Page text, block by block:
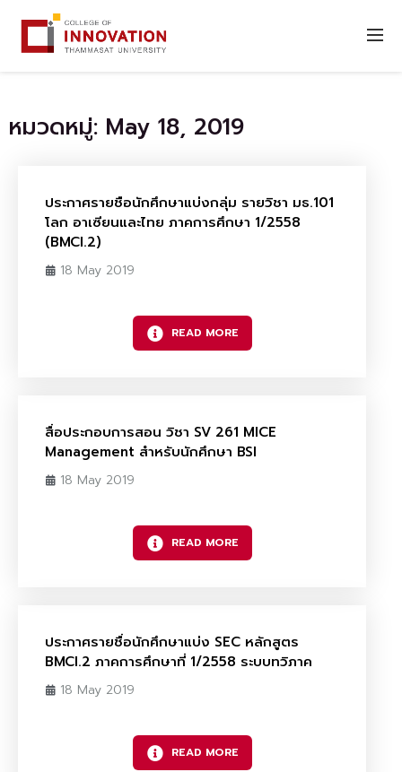
หมวดหมู่: May 18, 2019
ประกาศรายชือนักศึกษาแบ่งกลุ่ม รายวิชา มธ.101
โลก อาเซียนและไทย ภาคการศึกษา 1/2558
(BMCI.2)
18 May 2019
READ MORE
สื่อประกอบการสอน วิชา SV 261 MICE
Management สำหรับนักศึกษา BSI
18 May 2019
READ MORE
ประกาศรายชื่อนักศึกษาแบ่ง SEC หลักสูตร
BMCI.2 ภาคการศึกษาที่ 1/2558 ระบบทวิภาค
18 May 2019
READ MORE